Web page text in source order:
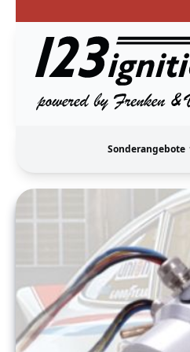
123ignition
Sonderangebote